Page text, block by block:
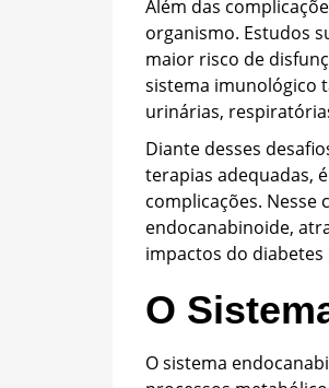
Além das
organismo. Estudos
maior risco de
sistema imunológico
urinárias,
Diante desses
terapias adequadas,
complicações.
endocanabinoide,
impactos do
O
O sistema